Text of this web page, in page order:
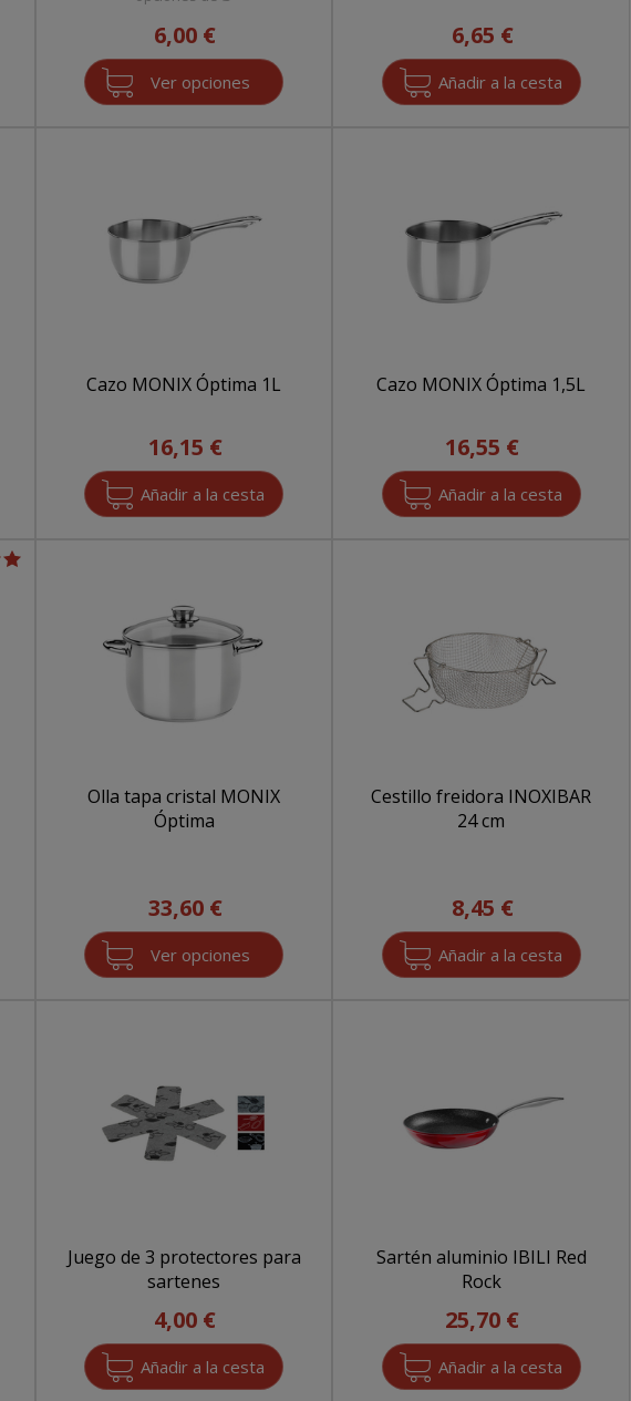
6,00 €
Ver opciones
6,65 €
Cazo MONIX Óptima 1L
16,15 €
Cazo MONIX Óptima 1,5L
16,55 €
Olla tapa cristal MONIX
Óptima
33,60 €
Ver opciones
Cestillo freidora INOXIBAR
24 cm
8,45 €
Juego de 3 protectores para
sartenes
4,00 €
Sartén aluminio IBILI Red
Rock
25,70 €